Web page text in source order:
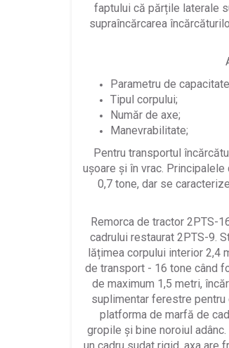
faptului că părțile laterale
supraîncărcarea
Parametru de
Tipul corpului;
Număr de axe;
Manevrabilitate;
Pentru transportul
ușoare și în vrac.
0,7 tone, dar se
Remorca de tractor 2PTS-
cadrului restaurat 2PTS-9.
lățimea corpului interior 2,4
de transport - 16 tone când
de maximum 1,5 metri,
suplimentar ferestre
platforma de marfă de
gropile și bine noroiul
un cadru sudat rigid, axa are